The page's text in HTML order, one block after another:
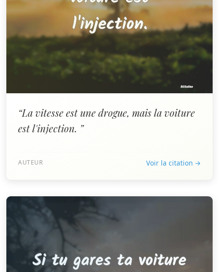
“La vitesse est une drogue, mais la voiture
est l'injection. ”
AUTEUR Voir la citation →